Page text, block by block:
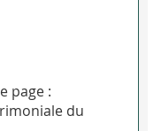
page :
du